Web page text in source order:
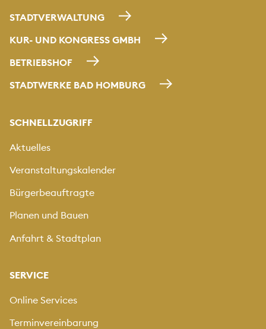
STADTVERWALTUNG
KUR- UND KONGRESS GMBH
BETRIEBSHOF
STADTWERKE BAD HOMBURG
SCHNELLZUGRIFF
Aktuelles
Veranstaltungskalender
Bürgerbeauftragte
Planen und Bauen
Anfahrt & Stadtplan
SERVICE
Online Services
Terminvereinbarung